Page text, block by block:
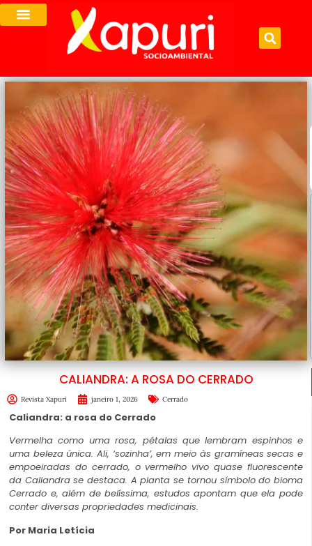
CALIANDRA: A ROSA DO CERRADO
Revista Xapuri janeiro 1, 2026 Cerrado
Caliandra: a rosa do Cerrado
Vermelha como uma rosa, pétalas que lembram espinhos e
uma beleza única. Ali, ‘sozinha’, em meio às gramíneas secas e
empoeiradas do cerrado, o vermelho vivo quase fluorescente
da Caliandra se destaca. A planta se tornou símbolo do bioma
Cerrado e, além de belíssima, estudos apontam que ela pode
conter diversas propriedades medicinais.
Por Maria Letícia